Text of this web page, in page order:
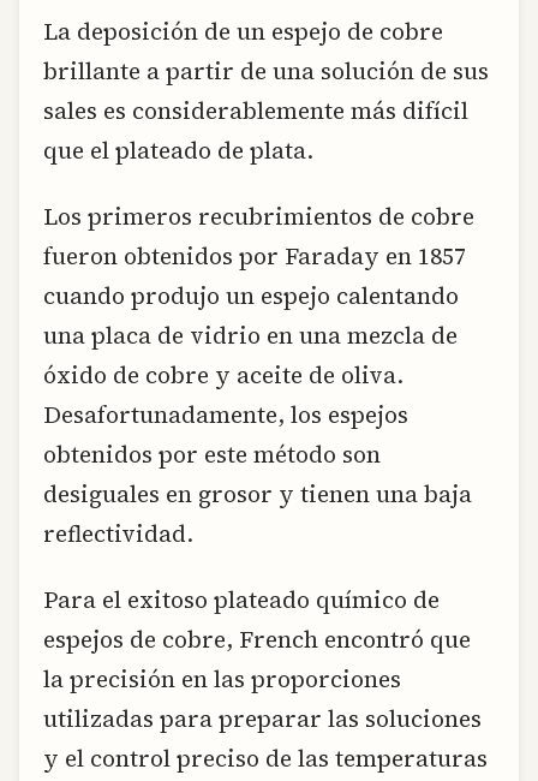
La deposición de un espejo de cobre
brillante a partir de una solución de sus
sales es considerablemente más difícil
que el plateado de plata.
Los primeros recubrimientos de cobre
fueron obtenidos por Faraday en 1857
cuando produjo un espejo calentando
una placa de vidrio en una mezcla de
óxido de cobre y aceite de oliva.
Desafortunadamente, los espejos
obtenidos por este método son
desiguales en grosor y tienen una baja
reflectividad.
Para el exitoso plateado químico de
espejos de cobre, French encontró que
la precisión en las proporciones
utilizadas para preparar las soluciones
y el control preciso de las temperaturas